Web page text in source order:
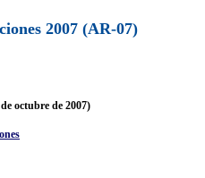
2007 (AR-07)
octubre de 2007)